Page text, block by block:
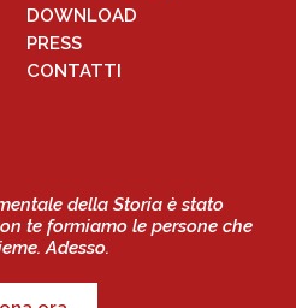
DOWNLOAD
PRESS
CONTATTI
della Storia è stato
te formiamo le persone che
Adesso.